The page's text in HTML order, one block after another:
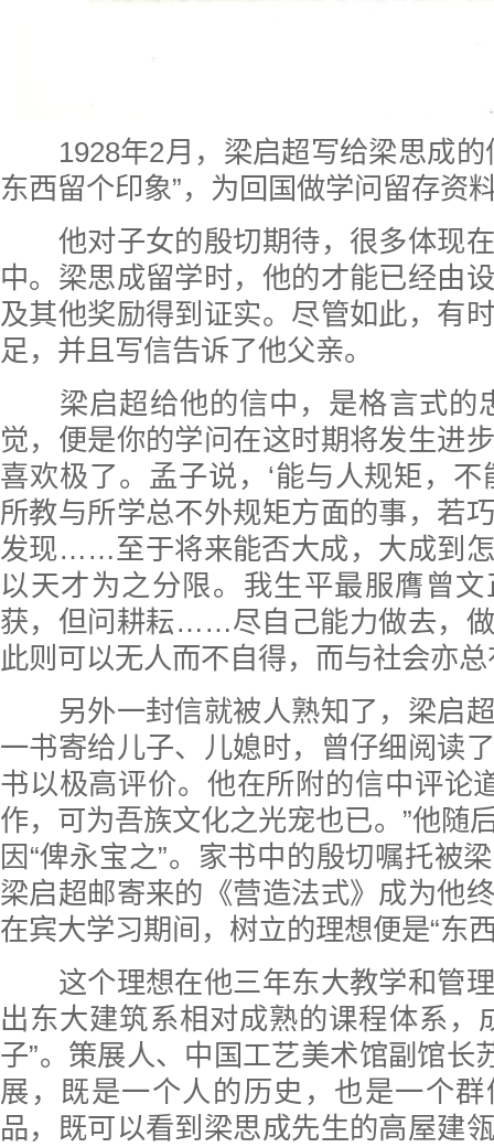
1928年2月，梁启超写给梁思成
东西留个印象”，为回国做学问留存资
他对子女的殷切期待，很多体现在
中。梁思成留学时，他的才能已经由
及其他奖励得到证实。尽管如此，有
足，并且写信告诉了他父亲。
梁启超给他的信中，是格言式的
觉，便是你的学问在这时期将发生进
喜欢极了。孟子说，‘能与人规矩，
所教与所学总不外规矩方面的事，若
发现……至于将来能否大成，大成到
以天才为之分限。我生平最服膺曾
获，但问耕耘……尽自己能力做去，
此则可以无人而不自得，而与社会亦
另外一封信就被人熟知了，梁启超
一书寄给儿子、儿媳时，曾仔细阅读
书以极高评价。他在所附的信中评论
作，可为吾族文化之光宠也已。”他随
因“俾永宝之”。家书中的殷切嘱托被
梁启超邮寄来的《营造法式》成为他
在宾大学习期间，树立的理想便是“东
这个理想在他三年东大教学和管理
出东大建筑系相对成熟的课程体系，
子”。策展人、中国工艺美术馆副馆长
展，既是一个人的历史，也是一个
品，既可以看到梁思成先生的高屋建